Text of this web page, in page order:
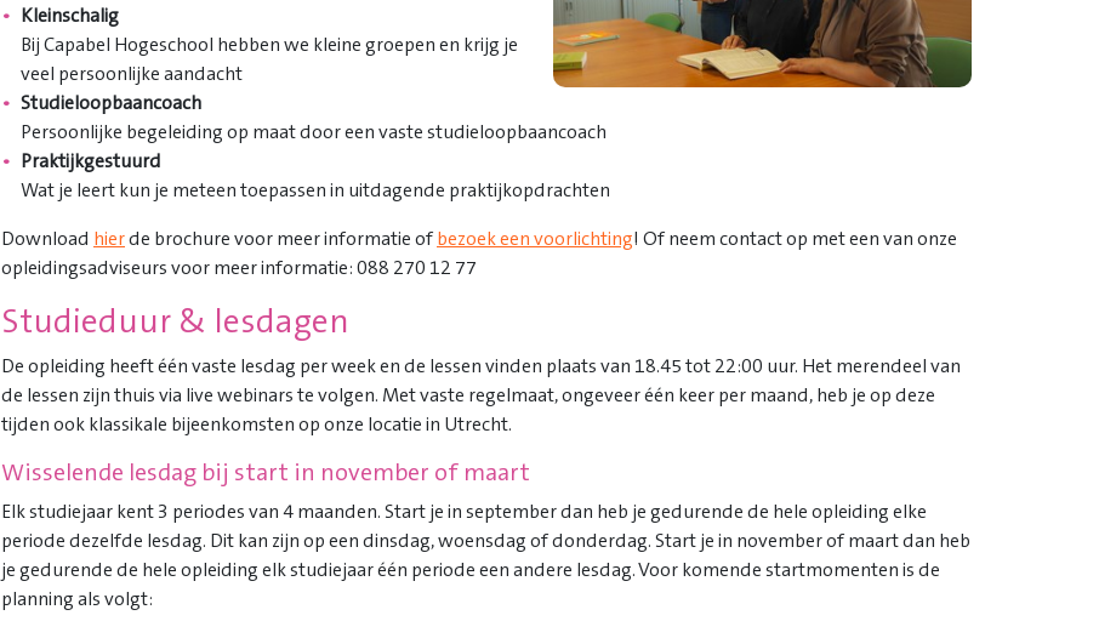
Kleinschalig
Bij Capabel Hogeschool hebben we kleine groepen en krijg je
veel persoonlijke aandacht
Studieloopbaancoach
Persoonlijke begeleiding op maat door een vaste studieloopbaancoach
Praktijkgestuurd
Wat je leert kun je meteen toepassen in uitdagende praktijkopdrachten
Download hierde brochure voor meer informatie of bezoek een voorlichting! Of neem contact op met een van onze
opleidingsadviseurs voor meer informatie: 088 270 12 77
Studieduur & lesdagen
De opleiding heeft één vaste lesdag per week en de lessen vinden plaats van 18.45 tot 22:00 uur. Het merendeel van
de lessen zijn thuis via live webinars te volgen. Met vaste regelmaat, ongeveer één keer per maand, heb je op deze
tijden ook klassikale bijeenkomsten op onze locatie in Utrecht.
Wisselende lesdag bij start in november of maart
Elk studiejaar kent 3 periodes van 4 maanden. Start je in september dan heb je gedurende de hele opleiding elke
periode dezelfde lesdag. Dit kan zijn op een dinsdag, woensdag of donderdag. Start je in november of maart dan heb
je gedurende de hele opleiding elk studiejaar één periode een andere lesdag. Voor komende startmomenten is de
planning als volgt: